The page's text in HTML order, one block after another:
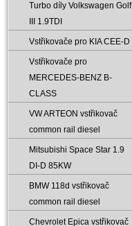
Turbo díly Volkswagen Golf
III 1.9TDI
Vstřikovače pro KIA CEE-D
Vstřikovače pro
MERCEDES-BENZ B-
CLASS
VW ARTEON vstřikovač
common rail diesel
Mitsubishi Space Star 1.9
DI-D 85KW
BMW 118d vstřikovač
common rail diesel
Chevrolet Epica vstřikovač